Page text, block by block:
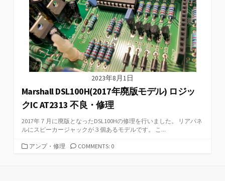
2023年8月1日
Marshall DSL100H(2017年廃版モデル) ロジッ
クIC AT2313 不良・修理
2017年７月に廃版となったDSL100Hの修理を行いました。 リアパネ
ルにスピーカージャックが３個あるモデルです。 こ...
カアンプ・修理 COMMENTS: 0